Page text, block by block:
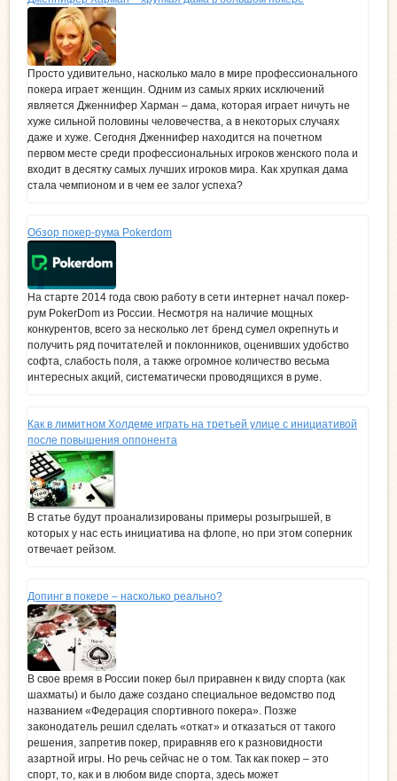
Просто удивительно, насколько мало в мире профессионального
покера играет женщин. Одним из самых ярких исключений
является Дженнифер Харман – дама, которая играет ничуть не
хуже сильной половины человечества, а в некоторых случаях
даже и хуже. Сегодня Дженнифер находится на почетном
первом месте среди профессиональных игроков женского пола и
входит в десятку самых лучших игроков мира. Как хрупкая дама
стала чемпионом и в чем ее залог успеха?
Обзор покер-рума Pokerdom
На старте 2014 года свою работу в сети интернет начал покер-
рум PokerDom из России. Несмотря на наличие мощных
конкурентов, всего за несколько лет бренд сумел окрепнуть и
получить ряд почитателей и поклонников, оценивших удобство
софта, слабость поля, а также огромное количество весьма
интересных акций, систематически проводящихся в руме.
Как в лимитном Холдеме играть на третьей улице с инициативой
после повышения оппонента
В статье будут проанализированы примеры розыгрышей, в
которых у нас есть инициатива на флопе, но при этом соперник
отвечает рейзом.
Допинг в покере – насколько реально?
В свое время в России покер был приравнен к виду спорта (как
шахматы) и было даже создано специальное ведомство под
названием «Федерация спортивного покера». Позже
законодатель решил сделать «откат» и отказаться от такого
решения, запретив покер, приравняв его к разновидности
азартной игры. Но речь сейчас не о том. Так как покер – это
спорт, то, как и в любом виде спорта, здесь может